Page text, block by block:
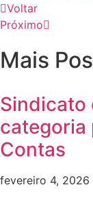
Voltar
Próximo
Mais
Sindicato
categoria
Contas
fevereiro 4, 2026